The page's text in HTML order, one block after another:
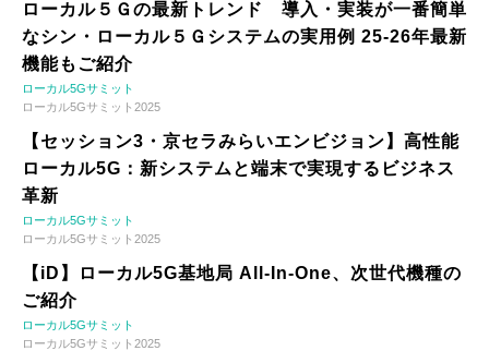
ローカル５Ｇの最新トレンド 導入・実装が一番簡単
なシン・ローカル５Ｇシステムの実用例 25-26年最新
機能もご紹介
ローカル5Gサミット
ローカル5Gサミット2025
【セッション3・京セラみらいエンビジョン】高性能
ローカル5G：新システムと端末で実現するビジネス
革新
ローカル5Gサミット
ローカル5Gサミット2025
【iD】ローカル5G基地局 All-In-One、次世代機種の
ご紹介
ローカル5Gサミット
ローカル5Gサミット2025